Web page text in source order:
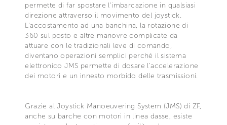
permette di far spostare l'imbarcazione in qualsiasi
direzione attraverso il movimento del joystick.
L'accostamento ad una banchina, la rotazione di
360 sul posto e altre manovre complicate da
attuare con le tradizionali leve di comando,
diventano operazioni semplici perché il sistema
elettronico JMS permette di dosare l'accelerazione
dei motori e un innesto morbido delle trasmissioni.
Grazie al Joystick Manoeuvering System (JMS) di ZF,
anche su barche con motori in linea dasse, esiste